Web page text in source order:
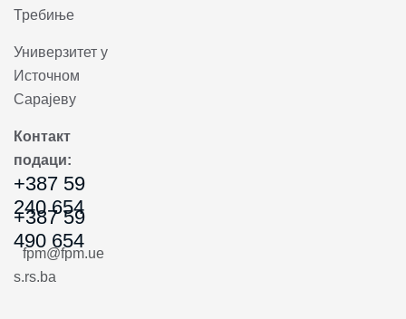
Требиње
Универзитет у
Источном
Сарајеву
Контакт
подаци:
+387 59
240 654
+387 59
490 654
fpm@fpm.ue
s.rs.ba